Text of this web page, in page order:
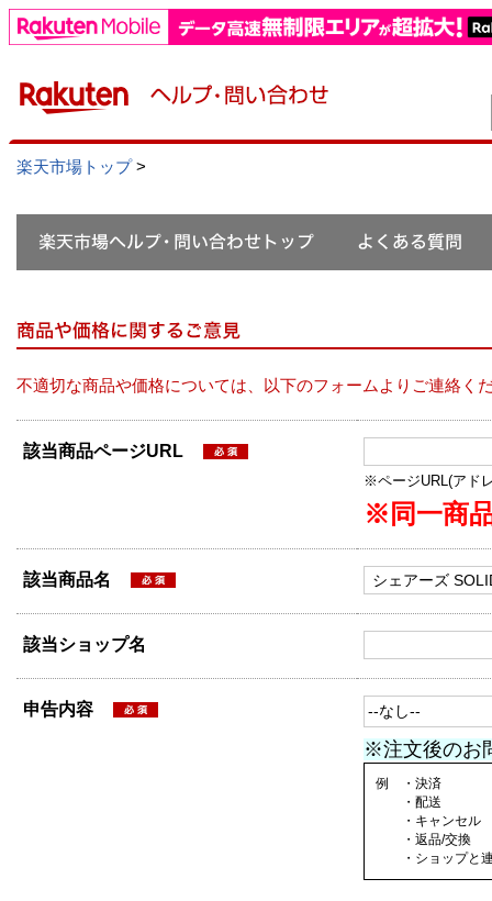
楽天市場トップ>
不適切な商品や価格については、以下のフォームよりご連絡く
該当商品ページURL
※ページURL(アド
※同一商
該当商品名
該当ショップ名
申告内容
※注文後のお
例 ・決済
・配送
・キャンセル
・返品/交換
・ショップと連